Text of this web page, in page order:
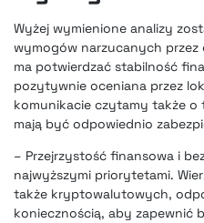
Wyżej wymienione analizy
wymogów narzucanych przez
ma potwierdzać stabilność
pozytywnie oceniana przez
komunikacie czytamy także
mają być odpowiednio
– Przejrzystość finansowa i
najwyższymi priorytetami.
także kryptowalutowych,
koniecznością, aby zapewnić